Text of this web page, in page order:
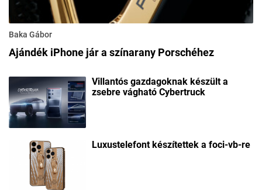
Baka Gábor
Ajándék iPhone jár a színarany Porschéhez
Villantós gazdagoknak készült a
zsebre vágható Cybertruck
Luxustelefont készítettek a foci-vb-re